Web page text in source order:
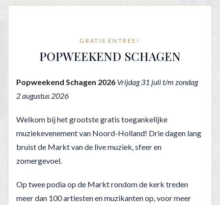
GRATIS ENTREE!
POPWEEKEND SCHAGEN
Popweekend Schagen 2026 Vrijdag 31 juli t/m zondag
2 augustus 2026
Welkom bij het grootste gratis toegankelijke
muziekevenement van Noord-Holland! Drie dagen lang
bruist de Markt van de live muziek, sfeer en
zomergevoel.
Op twee podia op de Markt rondom de kerk treden
meer dan 100 artiesten en muzikanten op, voor meer